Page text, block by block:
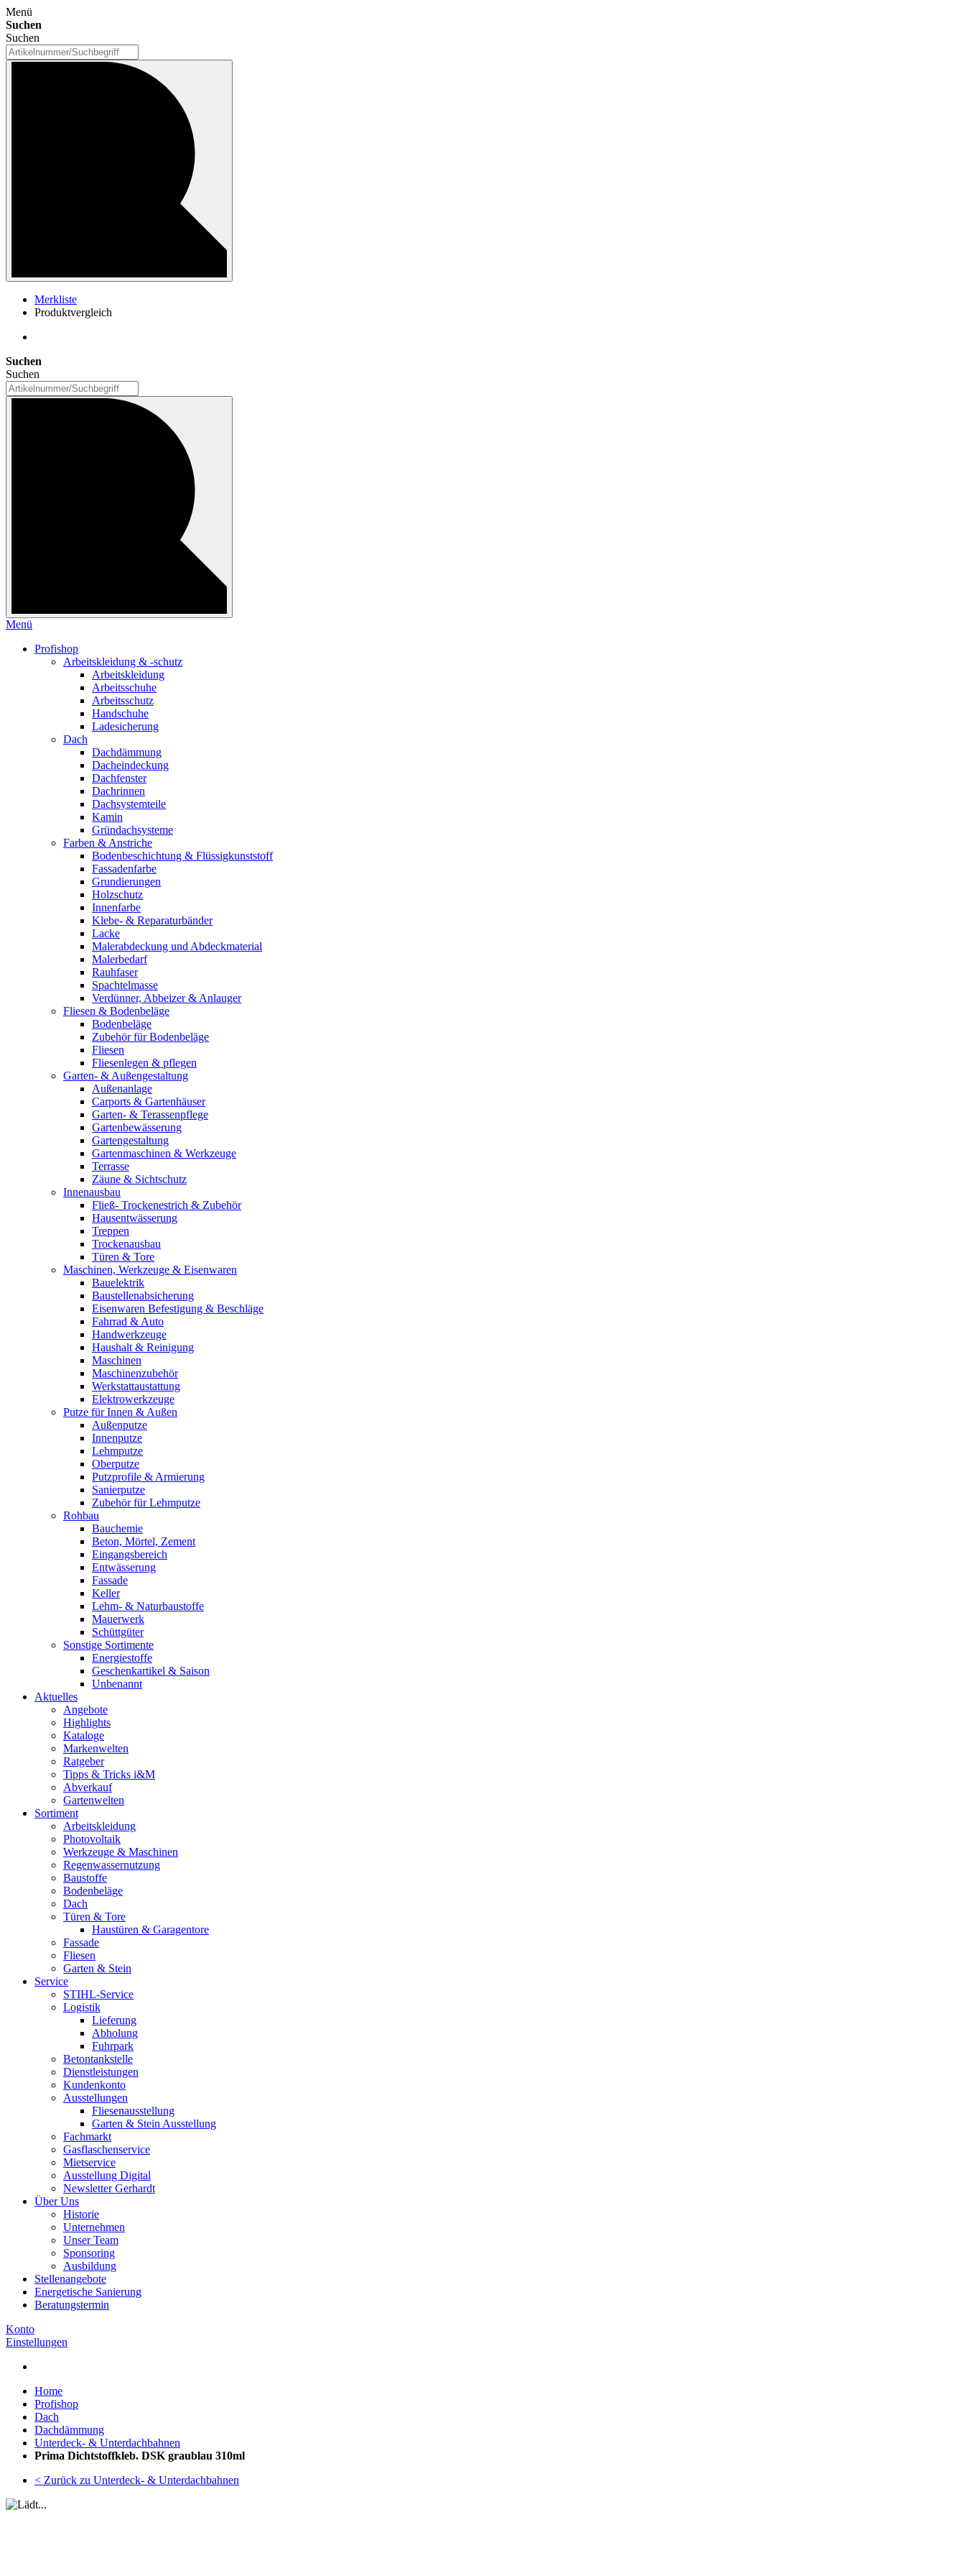
Menü
Suchen
Suchen
Merkliste
Produktvergleich
Suchen
Suchen
Menü
Profishop
Arbeitskleidung & -schutz
Arbeitskleidung
Arbeitsschuhe
Arbeitsschutz
Handschuhe
Ladesicherung
Dach
Dachdämmung
Dacheindeckung
Dachfenster
Dachrinnen
Dachsystemteile
Kamin
Gründachsysteme
Farben & Anstriche
Bodenbeschichtung & Flüssigkunststoff
Fassadenfarbe
Grundierungen
Holzschutz
Innenfarbe
Klebe- & Reparaturbänder
Lacke
Malerabdeckung und Abdeckmaterial
Malerbedarf
Rauhfaser
Spachtelmasse
Verdünner, Abbeizer & Anlauger
Fliesen & Bodenbeläge
Bodenbeläge
Zubehör für Bodenbeläge
Fliesen
Fliesenlegen & pflegen
Garten- & Außengestaltung
Außenanlage
Carports & Gartenhäuser
Garten- & Terassenpflege
Gartenbewässerung
Gartengestaltung
Gartenmaschinen & Werkzeuge
Terrasse
Zäune & Sichtschutz
Innenausbau
Fließ- Trockenestrich & Zubehör
Hausentwässerung
Treppen
Trockenausbau
Türen & Tore
Maschinen, Werkzeuge & Eisenwaren
Bauelektrik
Baustellenabsicherung
Eisenwaren Befestigung & Beschläge
Fahrrad & Auto
Handwerkzeuge
Haushalt & Reinigung
Maschinen
Maschinenzubehör
Werkstattaustattung
Elektrowerkzeuge
Putze für Innen & Außen
Außenputze
Innenputze
Lehmputze
Oberputze
Putzprofile & Armierung
Sanierputze
Zubehör für Lehmputze
Rohbau
Bauchemie
Beton, Mörtel, Zement
Eingangsbereich
Entwässerung
Fassade
Keller
Lehm- & Naturbaustoffe
Mauerwerk
Schüttgüter
Sonstige Sortimente
Energiestoffe
Geschenkartikel & Saison
Unbenannt
Aktuelles
Angebote
Highlights
Kataloge
Markenwelten
Ratgeber
Tipps & Tricks i&M
Abverkauf
Gartenwelten
Sortiment
Arbeitskleidung
Photovoltaik
Werkzeuge & Maschinen
Regenwassernutzung
Baustoffe
Bodenbeläge
Dach
Türen & Tore
Haustüren & Garagentore
Fassade
Fliesen
Garten & Stein
Service
STIHL-Service
Logistik
Lieferung
Abholung
Fuhrpark
Betontankstelle
Dienstleistungen
Kundenkonto
Ausstellungen
Fliesenausstellung
Garten & Stein Ausstellung
Fachmarkt
Gasflaschenservice
Mietservice
Ausstellung Digital
Newsletter Gerhardt
Über Uns
Historie
Unternehmen
Unser Team
Sponsoring
Ausbildung
Stellenangebote
Energetische Sanierung
Beratungstermin
Konto
Einstellungen
Home
Profishop
Dach
Dachdämmung
Unterdeck- & Unterdachbahnen
Prima Dichtstoffkleb. DSK graublau 310ml
< Zurück zu Unterdeck- & Unterdachbahnen